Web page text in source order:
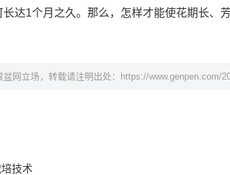
达1个月之久。那么，怎样才能使花期长、
网立场，转载请注明出处： https://www.genpen.com/
技术